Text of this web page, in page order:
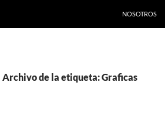
NOSOTROS
Archivo de la etiqueta: Graficas